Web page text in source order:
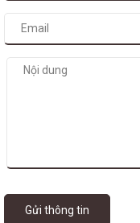
Gửi thông tin